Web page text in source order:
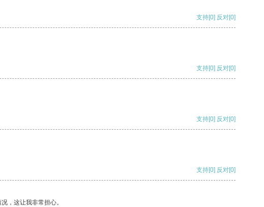
支持[0] 反对[0]
支持[0] 反对[0]
支持[0] 反对[0]
支持[0] 反对[0]
，这让我非常担心。